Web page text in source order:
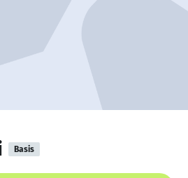
Basis